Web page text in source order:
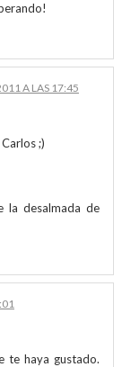
A LAS 17:45
;)
la desalmada de
te haya gustado.